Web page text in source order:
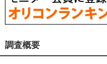
調査概要